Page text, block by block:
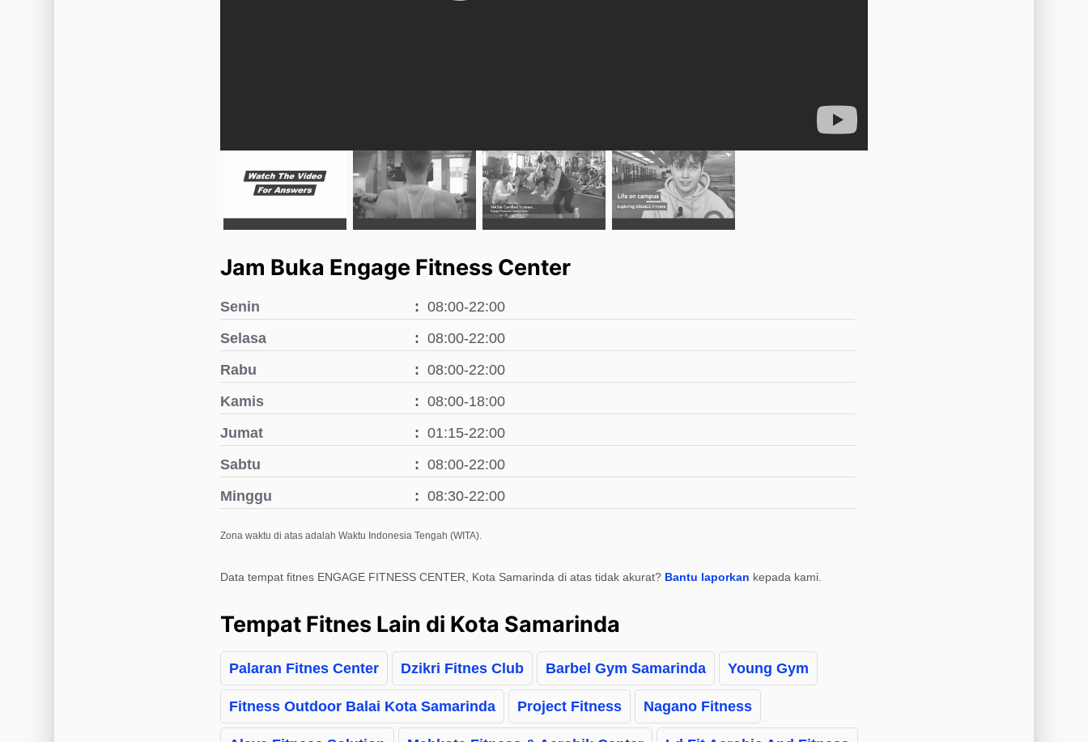
Jam Buka Engage Fitness Center
Senin
08:00-22:00
Selasa
08:00-22:00
Rabu
08:00-22:00
Kamis
08:00-18:00
Jumat
01:15-22:00
Sabtu
08:00-22:00
Minggu
08:30-22:00
Zona waktu di atas adalah Waktu Indonesia Tengah (WITA).
Data tempat fitnes ENGAGE FITNESS CENTER, Kota Samarinda di atas tidak akurat? Bantu laporkan kepada kami.
Tempat Fitnes Lain di Kota Samarinda
Palaran Fitnes Center Dzikri Fitnes Club Barbel Gym Samarinda Young Gym
Fitness Outdoor Balai Kota Samarinda Project Fitness Nagano Fitness